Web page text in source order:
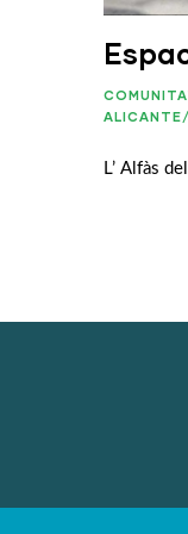
L’ Alfàs